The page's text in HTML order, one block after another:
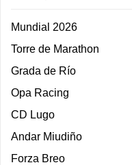
Mundial 2026
Torre de Marathon
Grada de Río
Opa Racing
CD Lugo
Andar Miudiño
Forza Breo